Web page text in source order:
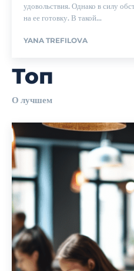
удовольствия. Однако в силу
на ее готовку. В такой...
YANA TREFILOVA
Топ
О лучшем